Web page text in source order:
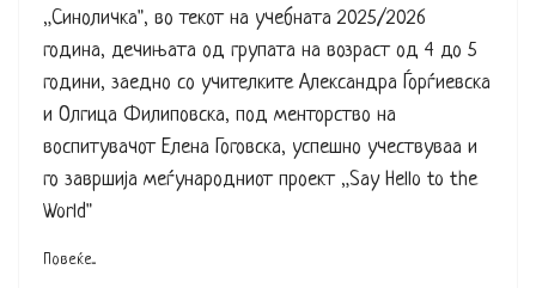
„Синоличка", во текот на учебната 2025/2026
година, дечињата од групата на возраст од 4 до 5
години, заедно со учителките Александра Ѓорѓиевска
и Олгица Филиповска, под менторство на
воспитувачот Елена Гоговска, успешно учествуваа и
го завршија меѓународниот проект „Say Hello to the
World"
Повеќе...